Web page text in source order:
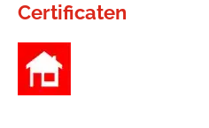
Certificaten